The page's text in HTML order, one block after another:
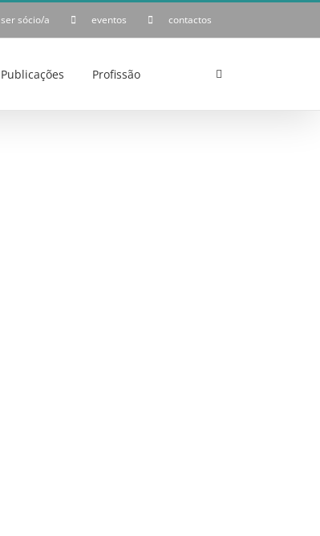
ser sócio/a eventos contactos
Publicações Profissão